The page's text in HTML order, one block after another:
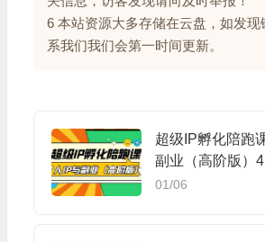
6 本站资源大多存储在云盘，如发现
系我们我们会第一时间更新。
超级IP孵化陪跑
副业（高阶版）
01/06